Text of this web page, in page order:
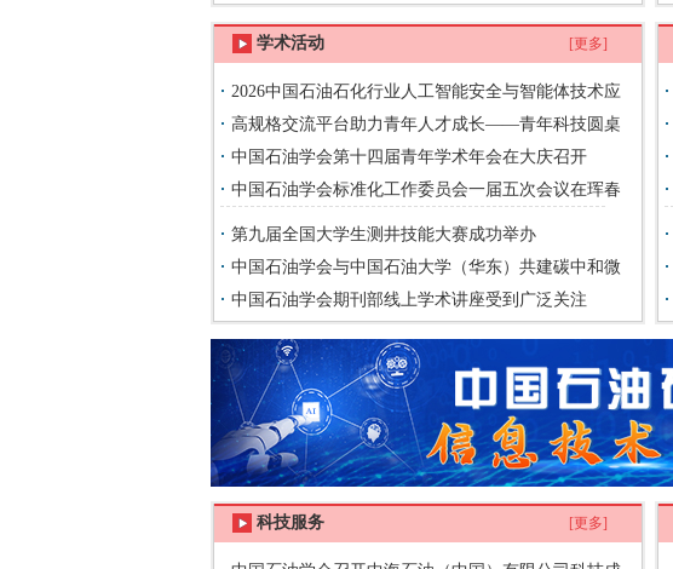
学术活动
[更多]
2026中国石油石化行业人工智能安全与智能体技术应
用研讨会在杭州举行
高规格交流平台助力青年人才成长——青年科技圆桌
论坛在郑州成功举办
中国石油学会第十四届青年学术年会在大庆召开
中国石油学会标准化工作委员会一届五次会议在珲春
市成功召开
第九届全国大学生测井技能大赛成功举办
中国石油学会与中国石油大学（华东）共建碳中和微
专业中国石油学会期刊部线上学术讲座受到广泛关注
科技服务 [更多]